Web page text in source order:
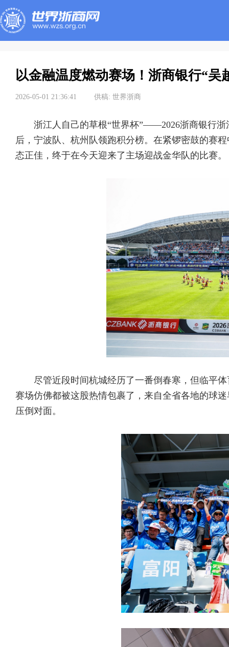
2026-05-01 21:36:41 供稿: 世界浙商
浙江人自己的草根“世界杯”——2026浙商银行浙
后，宁波队、杭州队领跑积分榜。在紧锣密鼓的赛
态正佳，终于在今天迎来了主场迎战金华队的比赛。
尽管近段时间杭城经历了一番倒春寒，但临平
赛场仿佛都被这股热情包裹了，来自全省各地的球
压倒对面。